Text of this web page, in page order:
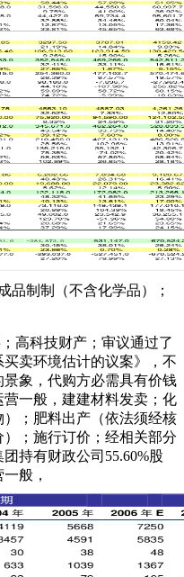
品制制（不含化学品）；
高科技财产；审议通过了
买卖环境估计的议案》，不
象，代购方必需具有价钱
一般，建建材料发卖；化
；肥料出产（依法须经核
；施行订价；经相关部分
持有财政公司55.60%股
般，